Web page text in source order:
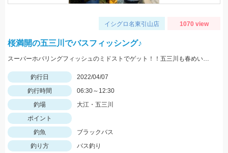
イシグロ名東引山店 1070 view
桜満開の五三川でバスフィッシング♪
スーパーホバリングフィッシュのミドストでゲット！！五三川も春めいてきてバスが釣れるようになってきました！！
釣行日
2022/04/07
釣行時間
06:30～12:30
釣場
大江・五三川
ポイント
釣魚
ブラックバス
釣り方
バス釣り